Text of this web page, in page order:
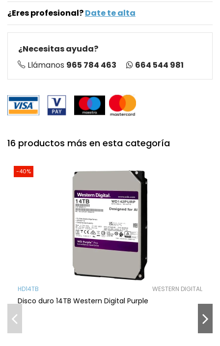
¿Eres profesional?Date te alta
¿Necesitas ayuda?
Llámanos 965 784 463 664 544 981
16 productos más en esta categoría
-40%
HD14TB WESTERN DIGITAL
Disco duro 14TB Western Digital Purple